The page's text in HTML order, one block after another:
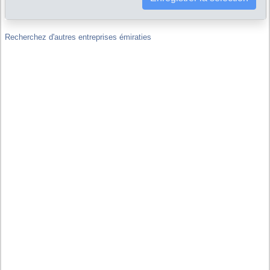
Recherchez d'autres entreprises émiraties